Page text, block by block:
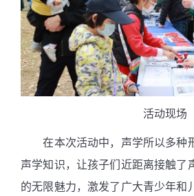
活动现场
在本次活动中，声学所以多种
声学知识，让孩子们近距离接触了
的无限魅力，激发了广大青少年和